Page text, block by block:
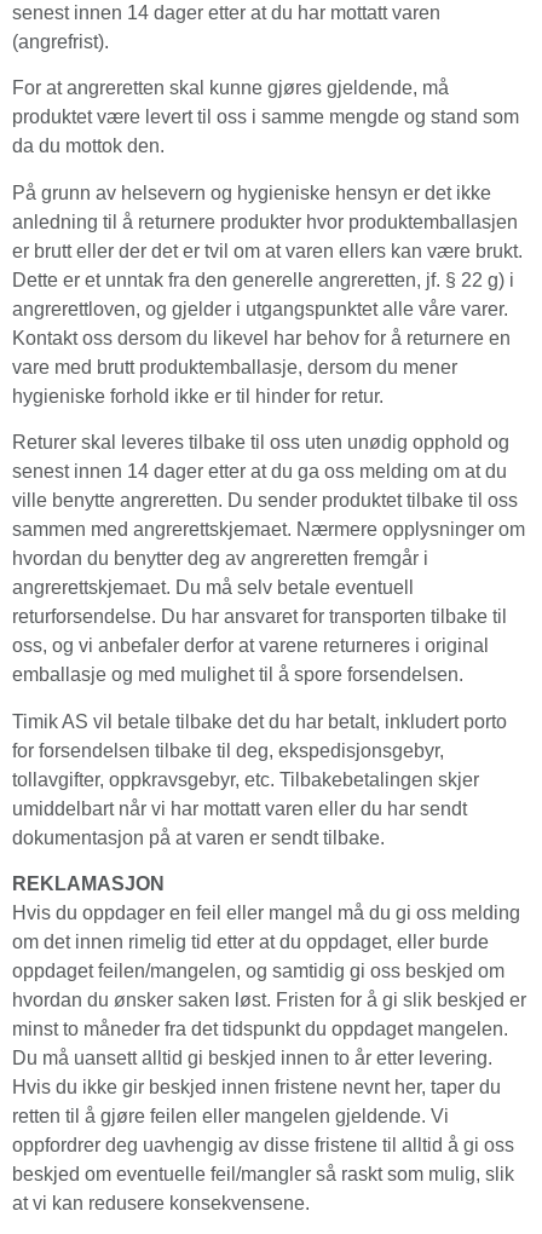
senest innen 14 dager etter at du har mottatt varen
(angrefrist).
For at angreretten skal kunne gjøres gjeldende, må
produktet være levert til oss i samme mengde og stand som
da du mottok den.
På grunn av helsevern og hygieniske hensyn er det ikke
anledning til å returnere produkter hvor produkt­emballasjen
er brutt eller der det er tvil om at varen ellers kan være brukt.
Dette er et unntak fra den generelle angreretten, jf. § 22 g) i
angrerettloven, og gjelder i utgangspunktet alle våre varer.
Kontakt oss dersom du likevel har behov for å returnere en
vare med brutt produkt­emballasje, dersom du mener
hygieniske forhold ikke er til hinder for retur.
Returer skal leveres tilbake til oss uten unødig opphold og
senest innen 14 dager etter at du ga oss melding om at du
ville benytte angreretten. Du sender produktet tilbake til oss
sammen med angrerettskjemaet. Nærmere opplysninger om
hvordan du benytter deg av angreretten fremgår i
angrerettskjemaet. Du må selv betale eventuell
returforsendelse. Du har ansvaret for transporten tilbake til
oss, og vi anbefaler derfor at varene returneres i original
emballasje og med mulighet til å spore forsendelsen.
Timik AS vil betale tilbake det du har betalt, inkludert porto
for forsendelsen tilbake til deg, ekspedisjonsgebyr,
tollavgifter, oppkravsgebyr, etc. Tilbakebetalingen skjer
umiddelbart når vi har mottatt varen eller du har sendt
dokumentasjon på at varen er sendt tilbake.
REKLAMASJON
Hvis du oppdager en feil eller mangel må du gi oss melding
om det innen rimelig tid etter at du oppdaget, eller burde
oppdaget feilen/mangelen, og samtidig gi oss beskjed om
hvordan du ønsker saken løst. Fristen for å gi slik beskjed er
minst to måneder fra det tidspunkt du oppdaget mangelen.
Du må uansett alltid gi beskjed innen to år etter levering.
Hvis du ikke gir beskjed innen fristene nevnt her, taper du
retten til å gjøre feilen eller mangelen gjeldende. Vi
oppfordrer deg uavhengig av disse fristene til alltid å gi oss
beskjed om eventuelle feil/mangler så raskt som mulig, slik
at vi kan redusere konsekvensene.